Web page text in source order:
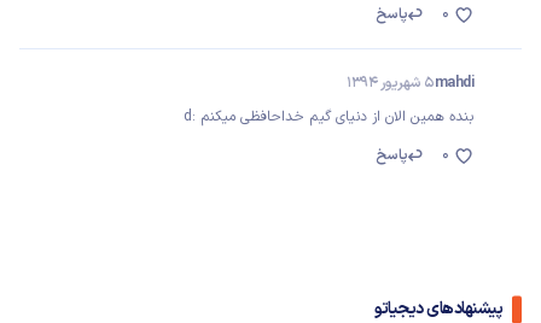
پاسخ
0
mahdi5 شهریور 1394
بنده همین الان از دنیای گیم خداحافظی میکنم :d
پاسخ
0
پیشنهادهای دیجیاتو